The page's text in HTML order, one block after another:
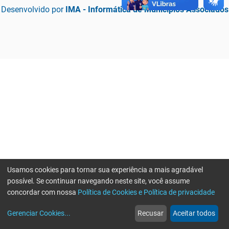
Desenvolvido por IMA - Informática de Municípios Associados
web
Notícias
more_horiz
Mais
Usamos cookies para tornar sua experiência a mais agradável
possível. Se continuar navegando neste site, você assume
concordar com nossa Política de Cookies e Política de privacidade
Gerenciar Cookies... Recusar Aceitar todos
Erro ao enviar informações, por favor tente novamente